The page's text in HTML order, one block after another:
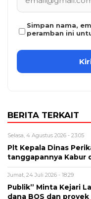
Simpan nama,
peramban ini
BERITA TERKAIT
Selasa, 4 Agustus 2026 - 23:05
Plt Kepala Dinas
tanggapannya Kabur
Jumat, 24 Juli 2026 - 18:29
Publik” Minta Kejari
dana BOS dan